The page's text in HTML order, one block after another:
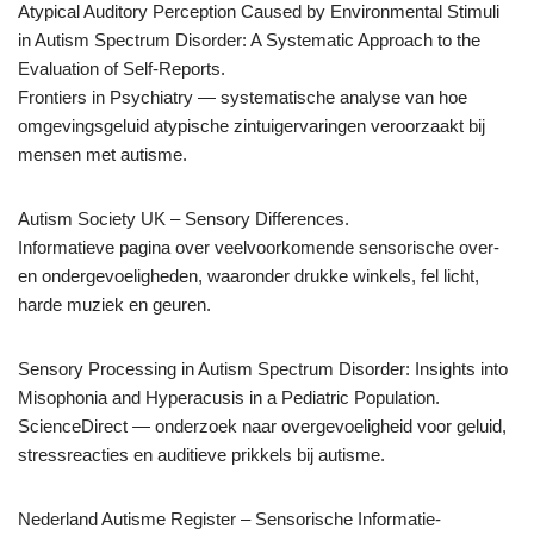
Atypical Auditory Perception Caused by Environmental Stimuli
in Autism Spectrum Disorder: A Systematic Approach to the
Evaluation of Self-Reports.
Frontiers in Psychiatry — systematische analyse van hoe
omgevingsgeluid atypische zintuigervaringen veroorzaakt bij
mensen met autisme.
Autism Society UK – Sensory Differences.
Informatieve pagina over veelvoorkomende sensorische over-
en ondergevoeligheden, waaronder drukke winkels, fel licht,
harde muziek en geuren.
Sensory Processing in Autism Spectrum Disorder: Insights into
Misophonia and Hyperacusis in a Pediatric Population.
ScienceDirect — onderzoek naar overgevoeligheid voor geluid,
stressreacties en auditieve prikkels bij autisme.
Nederland Autisme Register – Sensorische Informatie­